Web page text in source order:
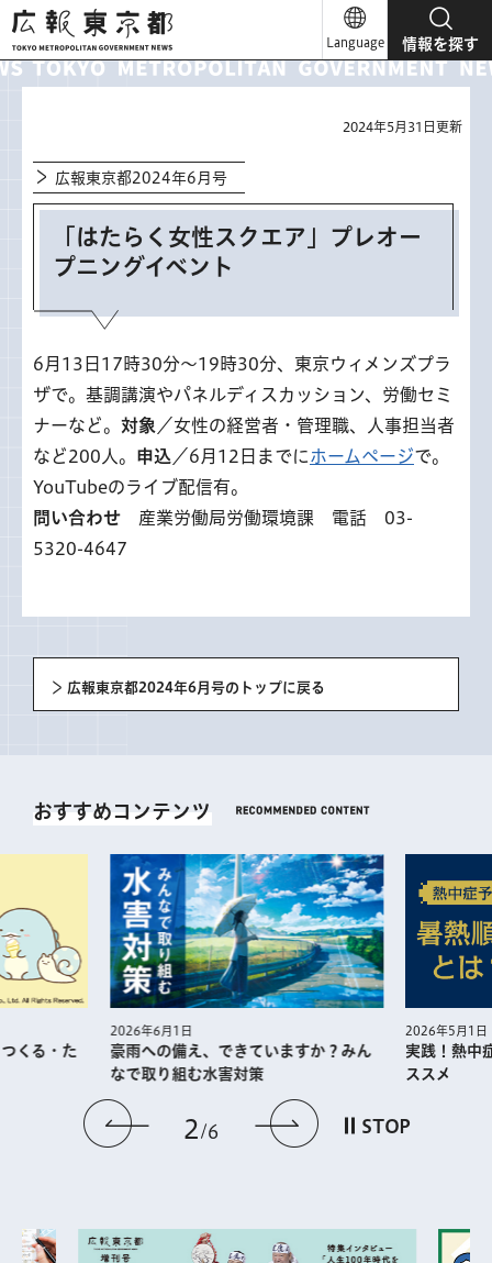
広報東京都
Language 情報を探す
2024年5月31日更新
広報東京都2024年6月号
「はたらく女性スクエア」プレオー
プニングイベント
6月13日17時30分～19時30分、東京ウィメンズプラ
ザで。基調講演やパネルディスカッション、労働セミ
ナーなど。 対象 ／女性の経営者・管理職、人事担当者
など200人。
申込 ／6月12日までに ホームページで。
YouTubeのライブ配信有。
問い合わせ 産業労働局労働環境課 電話 03-
5320-4647
広報東京都2024年6月号のトップに戻る
おすすめコンテンツ
前のスライドを表示
2 6 次のスライドを
STOP
くる・た
2026年6月1日
豪雨への備え、できていますか？みん
なで取り組む水害対策
2026年5月1日
実践！熱中
ススメ